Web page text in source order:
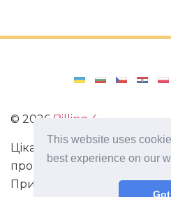
This website uses
best experience on our
© 2026 Billing 4
Цікаві та захоплюючі факти
про виживання в
Пригоди, маршрути і